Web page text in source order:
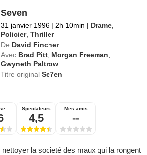
Seven
31 janvier 1996 | 2h 10min | Drame
Policier,Thriller
De David Fincher
Avec Brad Pitt Morgan Freeman
Gwyneth Paltrow
Titre originalSe7en
Spectateurs
4,5
Mes amis
--
la societé des maux qui la rongent